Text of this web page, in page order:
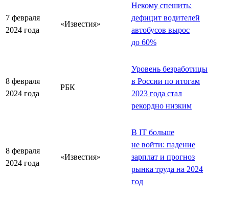
7 февраля
2024 года
«Известия»
Некому спешить:
дефицит водителей
автобусов вырос
до 60%
8 февраля
2024 года
РБК
Уровень безработицы
в России по итогам
2023 года стал
рекордно низким
8 февраля
2024 года
«Известия»
В IT больше
не войти: падение
зарплат и прогноз
рынка труда на 2024
год